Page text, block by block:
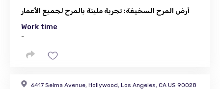
أرض المرح السخيفة: تجربة مليئة بالمرح لجميع الأعمار
Work time
-
6417 Selma Avenue, Hollywood, Los Angeles, CA US 90028